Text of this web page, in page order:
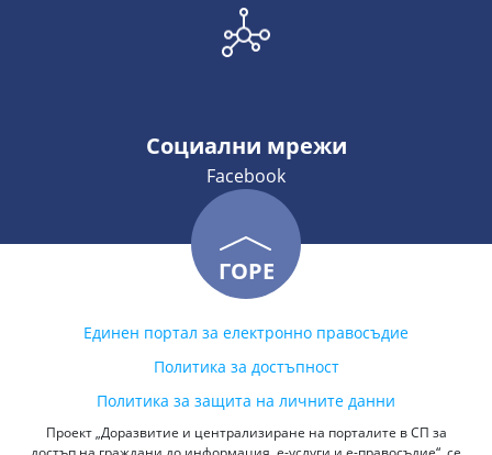
Социални мрежи
Facebook
ГОРЕ
Единен портал за електронно правосъдие
Политика за достъпност
Политика за защита на личните данни
Проект „Доразвитие и централизиране на порталите в СП за